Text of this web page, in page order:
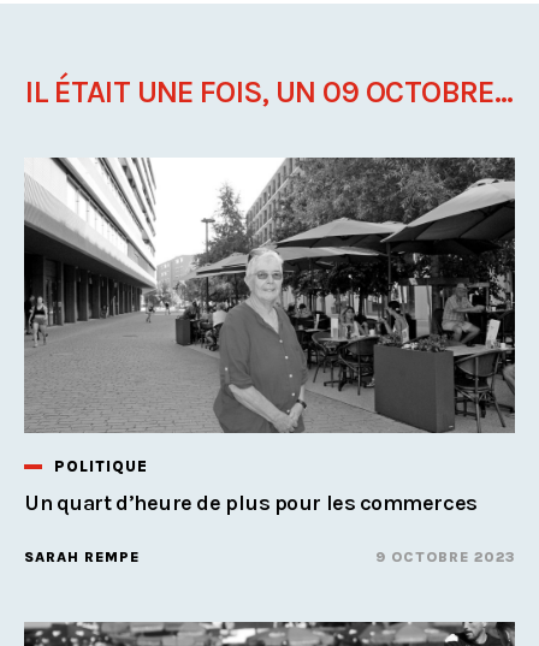
IL ÉTAIT UNE FOIS, UN 09 OCTOBRE...
POLITIQUE
Un quart d’heure de plus pour les commerces
SARAH REMPE 9 OCTOBRE 2023